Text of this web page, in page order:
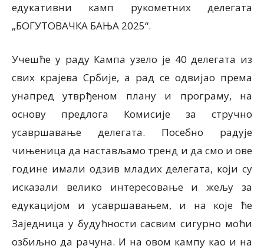
едукативни камп рукометних делегата
„БОГУТОВАЧКА БАЊА 2025“.
Учешће у раду Кампа узело је 40 делегата из
свих крајева Србије, а рад се одвијао према
унапред утврђеном плану и програму, на
основу предлога Комисије за стручно
усавршавање делегата. Посебно радује
чињеница да настављамо тренд и да смо и ове
године имали одзив младих делегата, који су
исказали велико интересовање и жељу за
едукацијом и усавршавањем, и на које ће
Заједница у будућности сасвим сигурно моћи
озбиљно да рачуна. И на овом кампу као и на